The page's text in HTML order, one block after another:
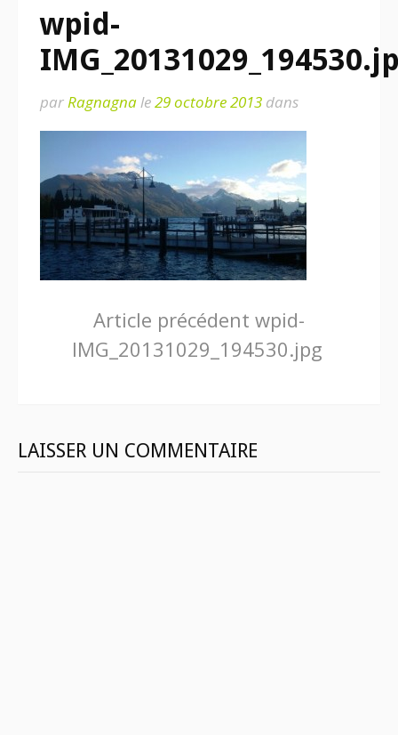
wpid-
parRagnagnale29 octobre 2013 dans
Article précédent wpid-
IMG_20131029_194530.jpg
LAISSER UN COMMENTAIRE